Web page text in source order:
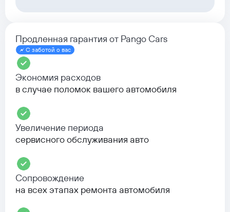
Продленная гарантия от Pango Cars
С заботой о вас
Экономия расходов
в случае поломок вашего автомобиля
Увеличение периода
сервисного обслуживания авто
Сопровождение
на всех этапах ремонта автомобиля